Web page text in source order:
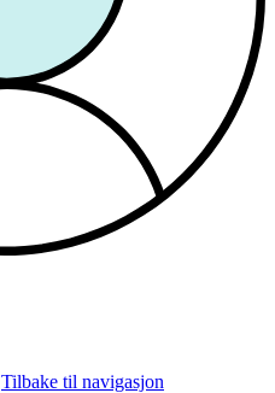
Tilbake til navigasjon